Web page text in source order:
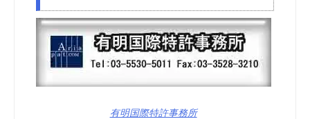
有明国際特許事務所